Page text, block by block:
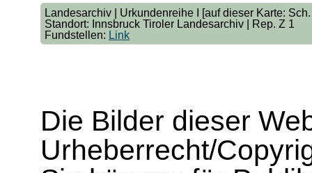
Landesarchiv | Urkundenreihe I [auf dieser Karte:
Standort: Innsbruck Tiroler Landesarchiv | Rep. Z 1
Fundstellen: Link
Die Bilder dieser
Urheberrecht/